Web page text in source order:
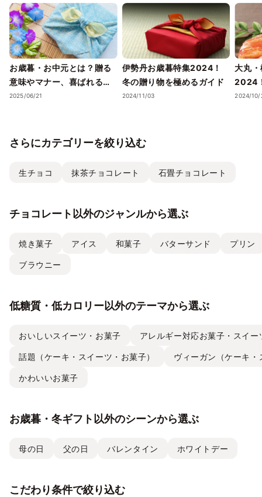
お歳暮・お中元とは？贈る
意味やマナー、喜ばれるギ
フトのポイントまで徹底解
2025/06/21
伊勢丹お歳暮特集2024！
冬の贈り物を極めるガイド
2024/11/03
大丸
2024
ェック
2024/10/
さらにカテゴリーを絞り込む
生チョコ 抹茶チョコレート 石畳チョコレート
チョコレート以外のジャンルから選ぶ
焼き菓子 アイス 和菓子 バターサンド プリン
ブラウニー
低糖質・低カロリー以外のテーマから選ぶ
おいしいスイーツ・お菓子 アレルギー対応お菓子・スイー
話題（ケーキ・スイーツ・お菓子） ヴィーガン（ケーキ
かわいいお菓子
お歳暮・冬ギフト以外のシーンから選ぶ
母の日 父の日 バレンタイン ホワイトデー
こだわり条件で絞り込む